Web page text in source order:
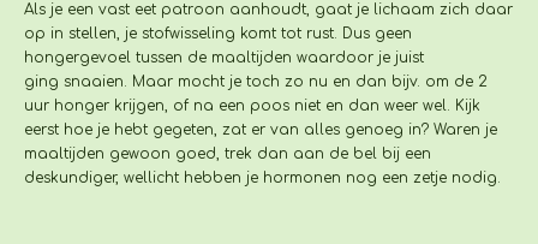
Als je een vast eet patroon aanhoudt, gaat je lichaam zich daar
op in stellen, je stofwisseling komt tot rust. Dus geen
hongergevoel tussen de maaltijden waardoor je juist
ging snaaien. Maar mocht je toch zo nu en dan bijv. om de 2
uur honger krijgen, of na een poos niet en dan weer wel. Kijk
eerst hoe je hebt gegeten, zat er van alles genoeg in? Waren je
maaltijden gewoon goed, trek dan aan de bel bij een
deskundiger, wellicht hebben je hormonen nog een zetje nodig.